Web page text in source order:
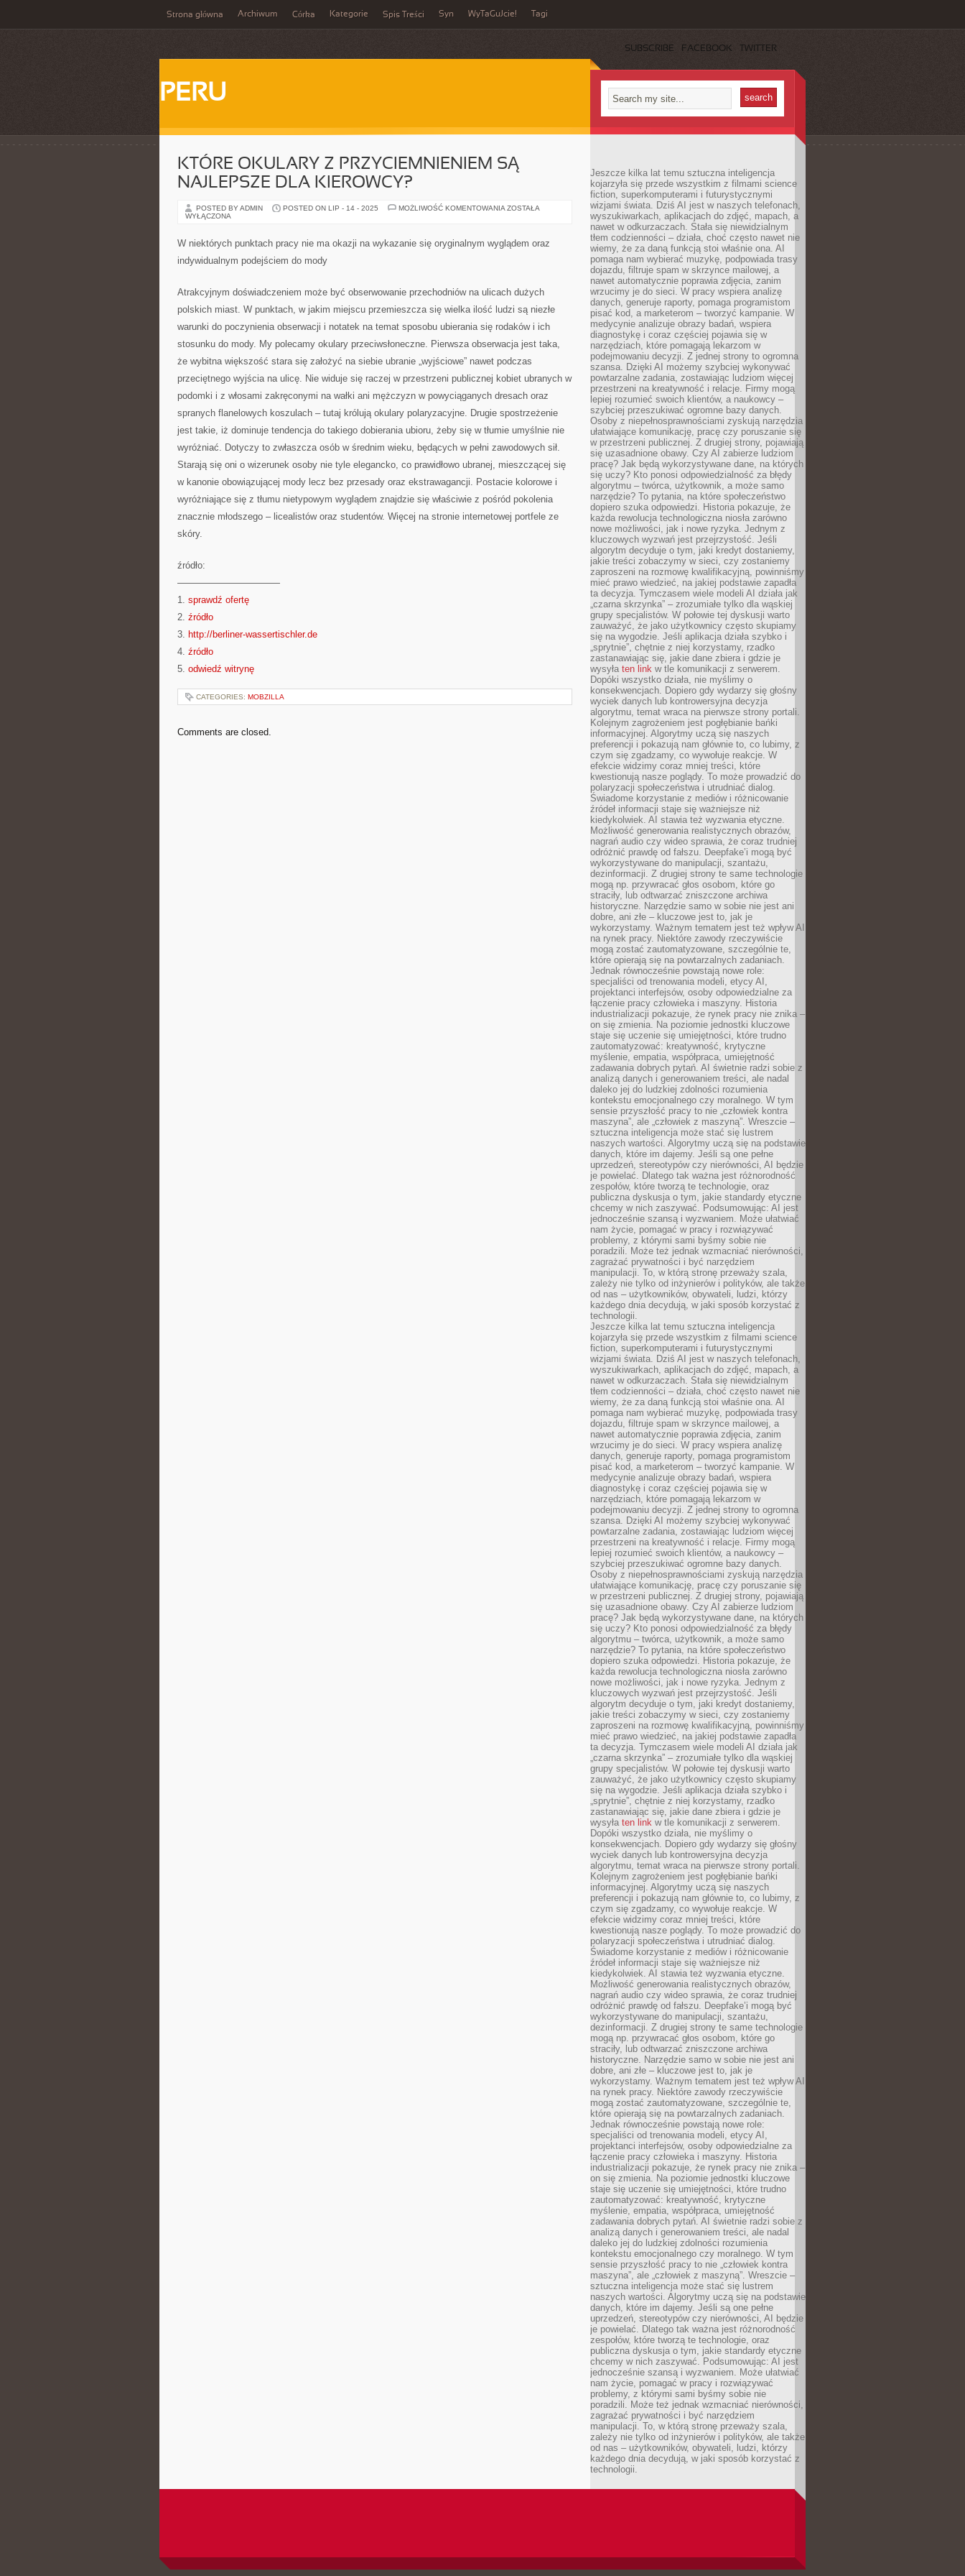
Strona główna Archiwum Córka Kategorie Spis Treści Syn WyTaGuJcie! Tagi
SUBSCRIBE FACEBOOK TWITTER
PERU
KTÓRE OKULARY Z PRZYCIEMNIENIEM SĄ
NAJLEPSZE DLA KIEROWCY?
POSTED BY ADMIN POSTED ON LIP - 14 - 2025 MOŻLIWOŚĆ KOMENTOWANIA KTÓRE
SĄ
NAJLEPSZE
ZOSTAŁA
WYŁĄCZONA
W niektórych punktach pracy nie ma okazji na wykazanie się oryginalnym wyglądem oraz
indywidualnym podejściem do mody
Atrakcyjnym doświadczeniem może być obserwowanie przechodniów na ulicach dużych
polskich miast. W punktach, w jakim miejscu przemieszcza się wielka ilość ludzi są niezłe
warunki do poczynienia obserwacji i notatek na temat sposobu ubierania się rodaków i ich
stosunku do mody. My polecamy okulary przeciwsłoneczne. Pierwsza obserwacja jest taka,
że wybitna większość stara się założyć na siebie ubranie „wyjściowe” nawet podczas
przeciętnego wyjścia na ulicę. Nie widuje się raczej w przestrzeni publicznej kobiet ubranych w
podomki i z włosami zakręconymi na wałki ani mężczyzn w powyciąganych dresach oraz
spranych flanelowych koszulach – tutaj królują okulary polaryzacyjne. Drugie spostrzeżenie
jest takie, iż dominuje tendencja do takiego dobierania ubioru, żeby się w tłumie umyślnie nie
wyróżniać. Dotyczy to zwłaszcza osób w średnim wieku, będących w pełni zawodowych sił.
Starają się oni o wizerunek osoby nie tyle elegancko, co prawidłowo ubranej, mieszczącej się
w kanonie obowiązującej mody lecz bez przesady oraz ekstrawagancji. Postacie kolorowe i
wyróżniające się z tłumu nietypowym wyglądem znajdzie się właściwie z pośród pokolenia
znacznie młodszego – licealistów oraz studentów. Więcej na stronie internetowej portfele ze
skóry.
źródło:
———————————
1. sprawdź ofertę
2. źródło
3. http://berliner-wassertischler.de
4. źródło
5. odwiedź witrynę
CATEGORIES: MOBZILLA
Comments are closed.
Jeszcze kilka lat temu sztuczna inteligencja
kojarzyła się przede wszystkim z filmami science
fiction, superkomputerami i futurystycznymi
wizjami świata. Dziś AI jest w naszych telefonach,
wyszukiwarkach, aplikacjach do zdjęć, mapach, a
nawet w odkurzaczach. Stała się niewidzialnym
tłem codzienności – działa, choć często nawet nie
wiemy, że za daną funkcją stoi właśnie ona. AI
pomaga nam wybierać muzykę, podpowiada trasy
dojazdu, filtruje spam w skrzynce mailowej, a
nawet automatycznie poprawia zdjęcia, zanim
wrzucimy je do sieci. W pracy wspiera analizę
danych, generuje raporty, pomaga programistom
pisać kod, a marketerom – tworzyć kampanie. W
medycynie analizuje obrazy badań, wspiera
diagnostykę i coraz częściej pojawia się w
narzędziach, które pomagają lekarzom w
podejmowaniu decyzji. Z jednej strony to ogromna
szansa. Dzięki AI możemy szybciej wykonywać
powtarzalne zadania, zostawiając ludziom więcej
przestrzeni na kreatywność i relacje. Firmy mogą
lepiej rozumieć swoich klientów, a naukowcy –
szybciej przeszukiwać ogromne bazy danych.
Osoby z niepełnosprawnościami zyskują narzędzia
ułatwiające komunikację, pracę czy poruszanie się
w przestrzeni publicznej. Z drugiej strony, pojawiają
się uzasadnione obawy. Czy AI zabierze ludziom
pracę? Jak będą wykorzystywane dane, na których
się uczy? Kto ponosi odpowiedzialność za błędy
algorytmu – twórca, użytkownik, a może samo
narzędzie? To pytania, na które społeczeństwo
dopiero szuka odpowiedzi. Historia pokazuje, że
każda rewolucja technologiczna niosła zarówno
nowe możliwości, jak i nowe ryzyka. Jednym z
kluczowych wyzwań jest przejrzystość. Jeśli
algorytm decyduje o tym, jaki kredyt dostaniemy,
jakie treści zobaczymy w sieci, czy zostaniemy
zaproszeni na rozmowę kwalifikacyjną, powinniśmy
mieć prawo wiedzieć, na jakiej podstawie zapadła
ta decyzja. Tymczasem wiele modeli AI działa jak
„czarna skrzynka” – zrozumiałe tylko dla wąskiej
grupy specjalistów. W połowie tej dyskusji warto
zauważyć, że jako użytkownicy często skupiamy
się na wygodzie. Jeśli aplikacja działa szybko i
„sprytnie”, chętnie z niej korzystamy, rzadko
zastanawiając się, jakie dane zbiera i gdzie je
wysyła ten link w tle komunikacji z serwerem.
Dopóki wszystko działa, nie myślimy o
konsekwencjach. Dopiero gdy wydarzy się głośny
wyciek danych lub kontrowersyjna decyzja
algorytmu, temat wraca na pierwsze strony portali.
Kolejnym zagrożeniem jest pogłębianie bańki
informacyjnej. Algorytmy uczą się naszych
preferencji i pokazują nam głównie to, co lubimy, z
czym się zgadzamy, co wywołuje reakcje. W
efekcie widzimy coraz mniej treści, które
kwestionują nasze poglądy. To może prowadzić do
polaryzacji społeczeństwa i utrudniać dialog.
Świadome korzystanie z mediów i różnicowanie
źródeł informacji staje się ważniejsze niż
kiedykolwiek. AI stawia też wyzwania etyczne.
Możliwość generowania realistycznych obrazów,
nagrań audio czy wideo sprawia, że coraz trudniej
odróżnić prawdę od fałszu. Deepfake’i mogą być
wykorzystywane do manipulacji, szantażu,
dezinformacji. Z drugiej strony te same technologie
mogą np. przywracać głos osobom, które go
straciły, lub odtwarzać zniszczone archiwa
historyczne. Narzędzie samo w sobie nie jest ani
dobre, ani złe – kluczowe jest to, jak je
wykorzystamy. Ważnym tematem jest też wpływ AI
na rynek pracy. Niektóre zawody rzeczywiście
mogą zostać zautomatyzowane, szczególnie te,
które opierają się na powtarzalnych zadaniach.
Jednak równocześnie powstają nowe role:
specjaliści od trenowania modeli, etycy AI,
projektanci interfejsów, osoby odpowiedzialne za
łączenie pracy człowieka i maszyny. Historia
industrializacji pokazuje, że rynek pracy nie znika –
on się zmienia. Na poziomie jednostki kluczowe
staje się uczenie się umiejętności, które trudno
zautomatyzować: kreatywność, krytyczne
myślenie, empatia, współpraca, umiejętność
zadawania dobrych pytań. AI świetnie radzi sobie z
analizą danych i generowaniem treści, ale nadal
daleko jej do ludzkiej zdolności rozumienia
kontekstu emocjonalnego czy moralnego. W tym
sensie przyszłość pracy to nie „człowiek kontra
maszyna”, ale „człowiek z maszyną”. Wreszcie –
sztuczna inteligencja może stać się lustrem
naszych wartości. Algorytmy uczą się na podstawie
danych, które im dajemy. Jeśli są one pełne
uprzedzeń, stereotypów czy nierówności, AI będzie
je powielać. Dlatego tak ważna jest różnorodność
zespołów, które tworzą te technologie, oraz
publiczna dyskusja o tym, jakie standardy etyczne
chcemy w nich zaszywać. Podsumowując: AI jest
jednocześnie szansą i wyzwaniem. Może ułatwiać
nam życie, pomagać w pracy i rozwiązywać
problemy, z którymi sami byśmy sobie nie
poradzili. Może też jednak wzmacniać nierówności,
zagrażać prywatności i być narzędziem
manipulacji. To, w którą stronę przeważy szala,
zależy nie tylko od inżynierów i polityków, ale także
od nas – użytkowników, obywateli, ludzi, którzy
każdego dnia decydują, w jaki sposób korzystać z
technologii.
Jeszcze kilka lat temu sztuczna inteligencja
kojarzyła się przede wszystkim z filmami science
fiction, superkomputerami i futurystycznymi
wizjami świata. Dziś AI jest w naszych telefonach,
wyszukiwarkach, aplikacjach do zdjęć, mapach, a
nawet w odkurzaczach. Stała się niewidzialnym
tłem codzienności – działa, choć często nawet nie
wiemy, że za daną funkcją stoi właśnie ona. AI
pomaga nam wybierać muzykę, podpowiada trasy
dojazdu, filtruje spam w skrzynce mailowej, a
nawet automatycznie poprawia zdjęcia, zanim
wrzucimy je do sieci. W pracy wspiera analizę
danych, generuje raporty, pomaga programistom
pisać kod, a marketerom – tworzyć kampanie. W
medycynie analizuje obrazy badań, wspiera
diagnostykę i coraz częściej pojawia się w
narzędziach, które pomagają lekarzom w
podejmowaniu decyzji. Z jednej strony to ogromna
szansa. Dzięki AI możemy szybciej wykonywać
powtarzalne zadania, zostawiając ludziom więcej
przestrzeni na kreatywność i relacje. Firmy mogą
lepiej rozumieć swoich klientów, a naukowcy –
szybciej przeszukiwać ogromne bazy danych.
Osoby z niepełnosprawnościami zyskują narzędzia
ułatwiające komunikację, pracę czy poruszanie się
w przestrzeni publicznej. Z drugiej strony, pojawiają
się uzasadnione obawy. Czy AI zabierze ludziom
pracę? Jak będą wykorzystywane dane, na których
się uczy? Kto ponosi odpowiedzialność za błędy
algorytmu – twórca, użytkownik, a może samo
narzędzie? To pytania, na które społeczeństwo
dopiero szuka odpowiedzi. Historia pokazuje, że
każda rewolucja technologiczna niosła zarówno
nowe możliwości, jak i nowe ryzyka. Jednym z
kluczowych wyzwań jest przejrzystość. Jeśli
algorytm decyduje o tym, jaki kredyt dostaniemy,
jakie treści zobaczymy w sieci, czy zostaniemy
zaproszeni na rozmowę kwalifikacyjną, powinniśmy
mieć prawo wiedzieć, na jakiej podstawie zapadła
ta decyzja. Tymczasem wiele modeli AI działa jak
„czarna skrzynka” – zrozumiałe tylko dla wąskiej
grupy specjalistów. W połowie tej dyskusji warto
zauważyć, że jako użytkownicy często skupiamy
się na wygodzie. Jeśli aplikacja działa szybko i
„sprytnie”, chętnie z niej korzystamy, rzadko
zastanawiając się, jakie dane zbiera i gdzie je
wysyła ten link w tle komunikacji z serwerem.
Dopóki wszystko działa, nie myślimy o
konsekwencjach. Dopiero gdy wydarzy się głośny
wyciek danych lub kontrowersyjna decyzja
algorytmu, temat wraca na pierwsze strony portali.
Kolejnym zagrożeniem jest pogłębianie bańki
informacyjnej. Algorytmy uczą się naszych
preferencji i pokazują nam głównie to, co lubimy, z
czym się zgadzamy, co wywołuje reakcje. W
efekcie widzimy coraz mniej treści, które
kwestionują nasze poglądy. To może prowadzić do
polaryzacji społeczeństwa i utrudniać dialog.
Świadome korzystanie z mediów i różnicowanie
źródeł informacji staje się ważniejsze niż
kiedykolwiek. AI stawia też wyzwania etyczne.
Możliwość generowania realistycznych obrazów,
nagrań audio czy wideo sprawia, że coraz trudniej
odróżnić prawdę od fałszu. Deepfake’i mogą być
wykorzystywane do manipulacji, szantażu,
dezinformacji. Z drugiej strony te same technologie
mogą np. przywracać głos osobom, które go
straciły, lub odtwarzać zniszczone archiwa
historyczne. Narzędzie samo w sobie nie jest ani
dobre, ani złe – kluczowe jest to, jak je
wykorzystamy. Ważnym tematem jest też wpływ AI
na rynek pracy. Niektóre zawody rzeczywiście
mogą zostać zautomatyzowane, szczególnie te,
które opierają się na powtarzalnych zadaniach.
Jednak równocześnie powstają nowe role:
specjaliści od trenowania modeli, etycy AI,
projektanci interfejsów, osoby odpowiedzialne za
łączenie pracy człowieka i maszyny. Historia
industrializacji pokazuje, że rynek pracy nie znika –
on się zmienia. Na poziomie jednostki kluczowe
staje się uczenie się umiejętności, które trudno
zautomatyzować: kreatywność, krytyczne
myślenie, empatia, współpraca, umiejętność
zadawania dobrych pytań. AI świetnie radzi sobie z
analizą danych i generowaniem treści, ale nadal
daleko jej do ludzkiej zdolności rozumienia
kontekstu emocjonalnego czy moralnego. W tym
sensie przyszłość pracy to nie „człowiek kontra
maszyna”, ale „człowiek z maszyną”. Wreszcie –
sztuczna inteligencja może stać się lustrem
naszych wartości. Algorytmy uczą się na podstawie
danych, które im dajemy. Jeśli są one pełne
uprzedzeń, stereotypów czy nierówności, AI będzie
je powielać. Dlatego tak ważna jest różnorodność
zespołów, które tworzą te technologie, oraz
publiczna dyskusja o tym, jakie standardy etyczne
chcemy w nich zaszywać. Podsumowując: AI jest
jednocześnie szansą i wyzwaniem. Może ułatwiać
nam życie, pomagać w pracy i rozwiązywać
problemy, z którymi sami byśmy sobie nie
poradzili. Może też jednak wzmacniać nierówności,
zagrażać prywatności i być narzędziem
manipulacji. To, w którą stronę przeważy szala,
zależy nie tylko od inżynierów i polityków, ale także
od nas – użytkowników, obywateli, ludzi, którzy
każdego dnia decydują, w jaki sposób korzystać z
technologii.